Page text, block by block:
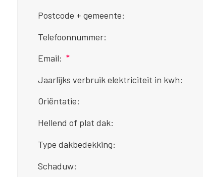
Postcode + gemeente:
Telefoonnummer:
Email: *
Jaarlijks verbruik elektriciteit in kwh:
Oriëntatie:
Hellend of plat dak:
Type dakbedekking:
Schaduw: